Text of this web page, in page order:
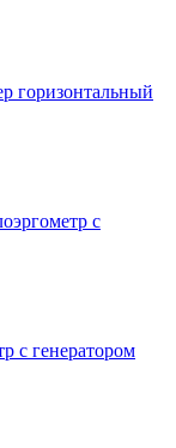
горизонтальный
с
с генератором